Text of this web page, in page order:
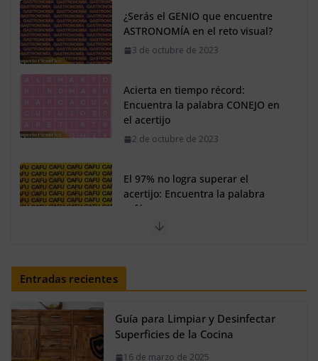
ASTRONOMÍA en el reto visual?
3 de octubre de 2023
Encuentra la palabra CONEJO en
el acertijo
2 de octubre de 2023
acertijo: Encuentra la palabra
café
Shrek en estilo fantasía oscura
20 de agosto de 2024
Entradas recientes
Guía para Limpiar y Desinfectar
Superficies de la Cocina
16 de marzo de 2025